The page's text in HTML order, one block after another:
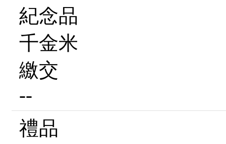
紀念品
千金米
繳交
--
禮品